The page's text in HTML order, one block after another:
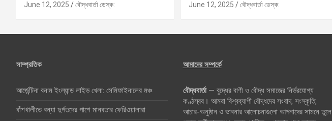
June 12, 2025 বৌদ্ধবার্তা ডেস্ক: June 12, 2025 বৌদ্ধবার্তা ডেস্ক:
সাম্প্রতিক
আর্জেন্টিনা বনাম ইংল্যান্ড লাইভ খেলা: সেমিফাইনালের মঞ্চ
বাঁশখালীতে বন্যা দুর্গতদের পাশে মানবতার ফেরিওয়ালারা
আমাদের সম্পর্কে
বৌদ্ধবার্তা— বুদ্ধের বাণী ও বৌদ্ধ সমাজের নির্ভরযোগ্য
কণ্ঠস্বর। আমরা বিশ্বব্যাপী বৌদ্ধদের সংবাদ, সংস্কৃতি,
আচার-অনুষ্ঠান ও ভাবনার আলোচনাগুলো আপনাদের সামনে তুলে